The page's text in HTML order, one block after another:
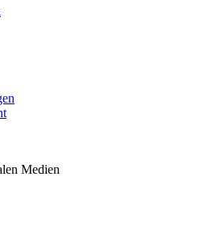
Medien